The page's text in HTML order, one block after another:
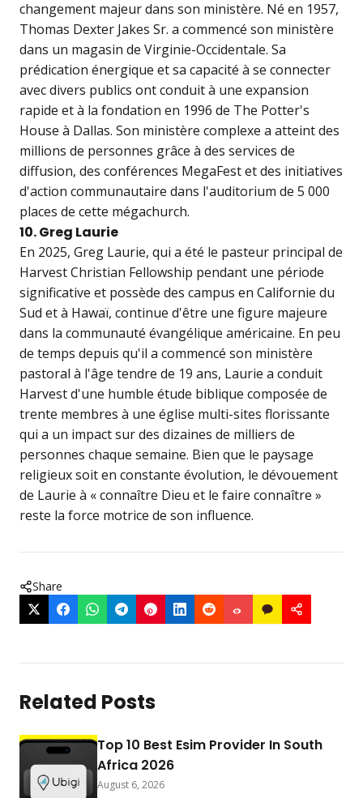
changement majeur dans son ministère. Né en 1957,
Thomas Dexter Jakes Sr. a commencé son ministère
dans un magasin de Virginie-Occidentale. Sa
prédication énergique et sa capacité à se connecter
avec divers publics ont conduit à une expansion
rapide et à la fondation en 1996 de The Potter's
House à Dallas. Son ministère complexe a atteint des
millions de personnes grâce à des services de
diffusion, des conférences MegaFest et des initiatives
d'action communautaire dans l'auditorium de 5 000
places de cette mégachurch.
10. Greg Laurie
En 2025, Greg Laurie, qui a été le pasteur principal de
Harvest Christian Fellowship pendant une période
significative et possède des campus en Californie du
Sud et à Hawaï, continue d'être une figure majeure
dans la communauté évangélique américaine. En peu
de temps depuis qu'il a commencé son ministère
pastoral à l'âge tendre de 19 ans, Laurie a conduit
Harvest d'une humble étude biblique composée de
trente membres à une église multi-sites florissante
qui a un impact sur des dizaines de milliers de
personnes chaque semaine. Bien que le paysage
religieux soit en constante évolution, le dévouement
de Laurie à « connaître Dieu et le faire connaître »
reste la force motrice de son influence.
Share
Related Posts
Top 10 Best Esim Provider In South
Africa 2026
August 6, 2026